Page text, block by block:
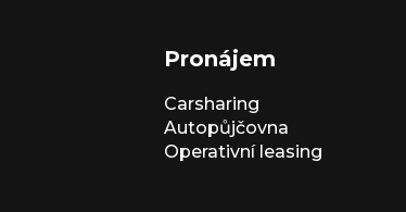
Pronájem
Carsharing
Autopůjčovna
Operativní leasing